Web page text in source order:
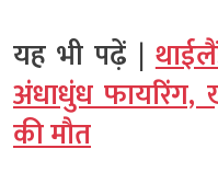
यह भी पढ़ें |
अंधाधुंध
की मौत